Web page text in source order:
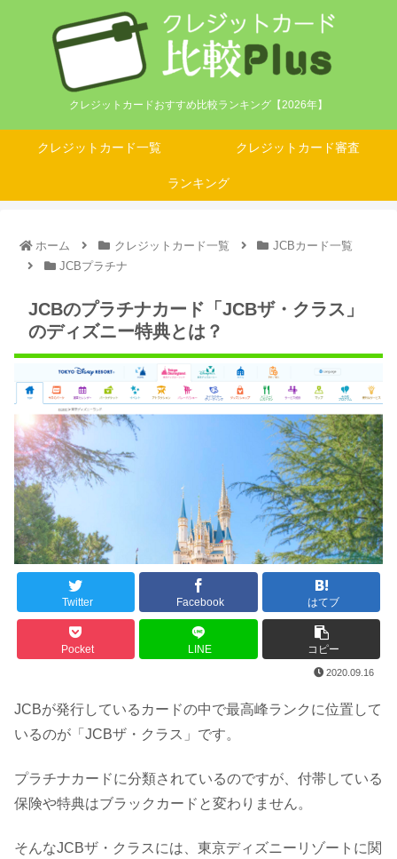
クレジットカードおすすめ比較ランキング【2026年】
クレジットカード一覧 クレジットカード審査
ランキング
ホーム クレジットカード一覧
JCBカード一覧
JCBプラチナ
JCBのプラチナカード「JCBザ・クラス」
のディズニー特典とは？
Twitter Facebook はてブ
Pocket LINE コピー
2020.09.16
JCBが発行しているカードの中で最高峰ランクに位置して
いるのが「JCBザ・クラス」です。
プラチナカードに分類されているのですが、付帯している
保険や特典はブラックカードと変わりません。
そんなJCBザ・クラスには、東京ディズニーリゾートに関